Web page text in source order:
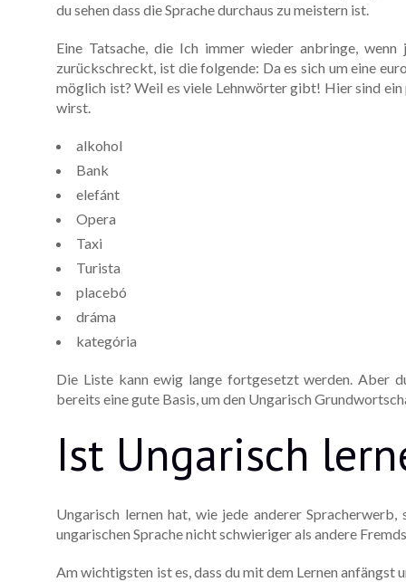
du sehen dass die Sprache durchaus zu meistern ist.
Eine Tatsache, die Ich immer wieder anbringe,
zurückschreckt, ist die folgende: Da es sich um eine
möglich ist? Weil es viele Lehnwörter gibt! Hier sind
wirst.
alkohol
Bank
elefánt
Opera
Taxi
Turista
placebó
dráma
kategória
Die Liste kann ewig lange fortgesetzt werden. Aber
bereits eine gute Basis, um den Ungarisch
Ist Ungarisch
Ungarisch lernen hat, wie jede anderer
ungarischen Sprache nicht schwieriger als andere
Am wichtigsten ist es, dass du mit dem Lernen